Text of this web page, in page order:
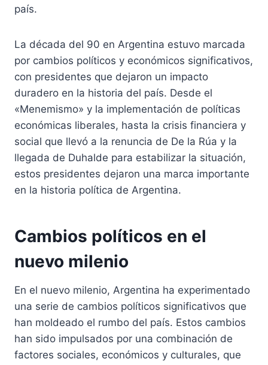
país.
La década del 90 en Argentina estuvo marcada
por cambios políticos y económicos significativos,
con presidentes que dejaron un impacto
duradero en la historia del país. Desde el
«Menemismo» y la implementación de políticas
económicas liberales, hasta la crisis financiera y
social que llevó a la renuncia de De la Rúa y la
llegada de Duhalde para estabilizar la situación,
estos presidentes dejaron una marca importante
en la historia política de Argentina.
Cambios políticos en el
nuevo milenio
En el nuevo milenio, Argentina ha experimentado
una serie de cambios políticos significativos que
han moldeado el rumbo del país. Estos cambios
han sido impulsados por una combinación de
factores sociales, económicos y culturales, que